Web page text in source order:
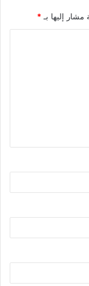
مشار إليها بـ *